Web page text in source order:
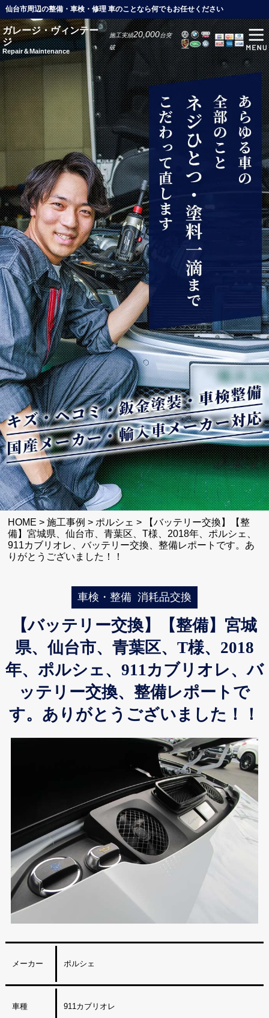
仙台市周辺の整備・車検・修理 車のことなら何でもお任せください
ガレージ・ヴィンテー
ジ
Repair＆Maintenance
施工実績20,000台突
破
HOME >施工事例 > ポルシェ >
【バッテリー交換】【整
備】宮城県、仙台市、青葉区、T様、2018年、ポルシェ、
911カブリオレ、バッテリー交換、整備レポートです。あ
りがとうございました！！
車検・整備 消耗品交換
【バッテリー交換】【整備】宮城
県、仙台市、青葉区、T様、2018
年、ポルシェ、911カブリオレ、バ
ッテリー交換、整備レポートで
す。ありがとうございました！！
メーカー ポルシェ
車種 911カブリオレ